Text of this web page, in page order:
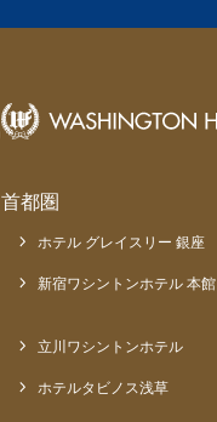
首都圏
ホテル グレイスリー 銀座
新宿ワシントンホテル 本館
立川ワシントンホテル
ホテルタビノス浅草